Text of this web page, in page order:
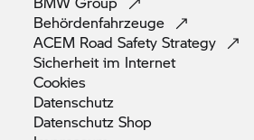
Behördenfahrzeuge
ACEM Road SafetyStrategy
Sicherheit im Internet
Cookies
Datenschutz
DatenschutzShop